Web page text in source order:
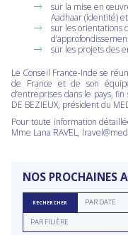
sur la mise en
Aadhaar (identité)
sur les orientations
sur les projets des
Le Conseil France-Inde se
de France et de son
d’entreprises dans le pays,
DE BEZIEUX, président du
Pour toute information
Mme Lana RAVEL,
NOS PROCHAINES
RECHERCHER
Rechercher
parPAR DATE
Rechercher
parPAR FILIÈRE